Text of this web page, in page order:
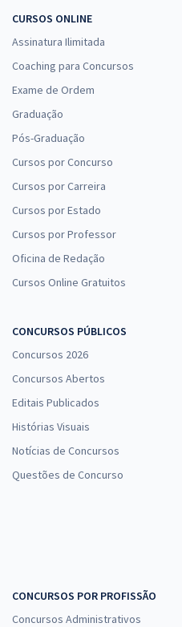
CURSOS ONLINE
Assinatura Ilimitada
Coaching para Concursos
Exame de Ordem
Graduação
Pós-Graduação
Cursos por Concurso
Cursos por Carreira
Cursos por Estado
Cursos por Professor
Oficina de Redação
Cursos Online Gratuitos
CONCURSOS PÚBLICOS
Concursos 2026
Concursos Abertos
Editais Publicados
Histórias Visuais
Notícias de Concursos
Questões de Concurso
CONCURSOS POR PROFISSÃO
Concursos Administrativos